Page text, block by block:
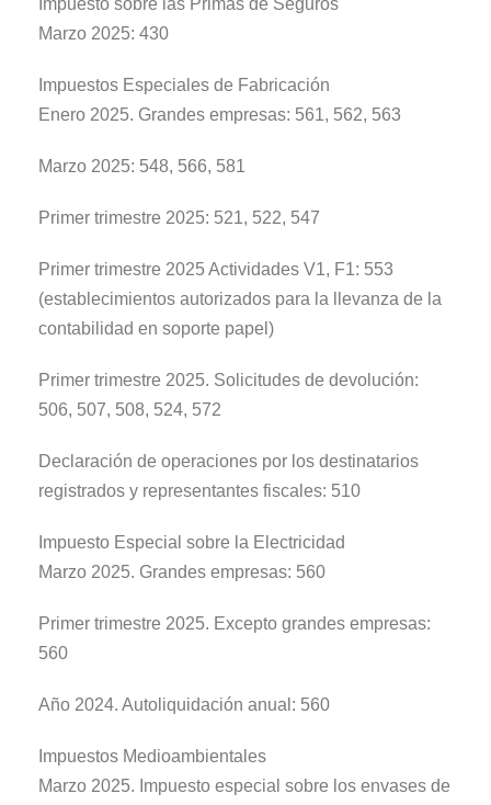
Impuesto sobre las Primas de Seguros
Marzo 2025: 430
Impuestos Especiales de Fabricación
Enero 2025. Grandes empresas: 561, 562, 563
Marzo 2025: 548, 566, 581
Primer trimestre 2025: 521, 522, 547
Primer trimestre 2025 Actividades V1, F1: 553
(establecimientos autorizados para la llevanza de la
contabilidad en soporte papel)
Primer trimestre 2025. Solicitudes de devolución:
506, 507, 508, 524, 572
Declaración de operaciones por los destinatarios
registrados y representantes fiscales: 510
Impuesto Especial sobre la Electricidad
Marzo 2025. Grandes empresas: 560
Primer trimestre 2025. Excepto grandes empresas:
560
Año 2024. Autoliquidación anual: 560
Impuestos Medioambientales
Marzo 2025. Impuesto especial sobre los envases de